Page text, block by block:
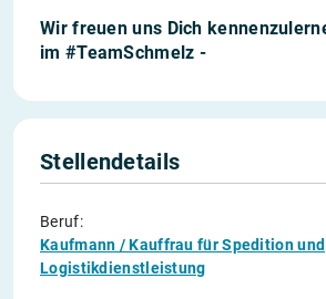
Wir freuen uns Dich
im #TeamSchmelz -
Stellendetails
Beruf:
Kaufmann / Kauffrau für Spedition und
Logistikdienstleistung